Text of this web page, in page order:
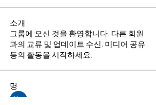
소개
그룹에 오신 것을 환영합니다. 다른 회원
과의 교류 및 업데이트 수신, 미디어 공유
등의 활동을 시작하세요.
명
김희두
팔로우